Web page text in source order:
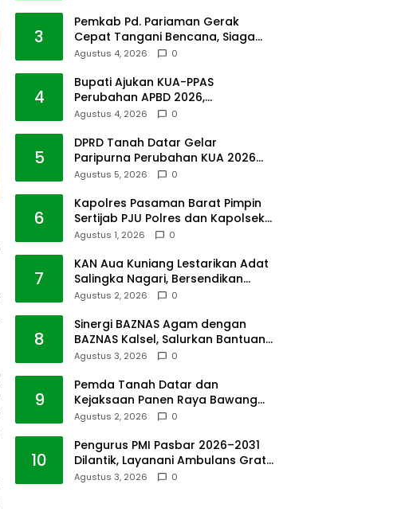
3
Pemkab Pd. Pariaman Gerak
Cepat Tangani Bencana, Siaga
Cuaca Ekstrem
Agustus 4, 2026 0
4
Bupati Ajukan KUA-PPAS
Perubahan APBD 2026,
Pendapatan Pasbar Naik 15
Agustus 4, 2026 0
5
DPRD Tanah Datar Gelar
Paripurna Perubahan KUA 2026
dan PPAS Tahun 2027
Agustus 5, 2026 0
6
Kapolres Pasaman Barat Pimpin
Sertijab PJU Polres dan Kapolsek
Sungai Beremas
Agustus 1, 2026 0
7
KAN Aua Kuniang Lestarikan Adat
Salingka Nagari, Bersendikan
Kitabullah
Agustus 2, 2026 0
8
Sinergi BAZNAS Agam dengan
BAZNAS Kalsel, Salurkan Bantuan
Bencana Alam
Agustus 3, 2026 0
9
Pemda Tanah Datar dan
Kejaksaan Panen Raya Bawang
Merah di Sawah Tangah
Agustus 2, 2026 0
10
Pengurus PMI Pasbar 2026–2031
Dilantik, Layanani Ambulans Gratis
ke Padang
Agustus 3, 2026 0